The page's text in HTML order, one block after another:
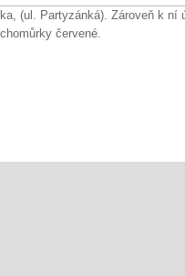
(ul. Partyzánká). Zároveň k
červené.